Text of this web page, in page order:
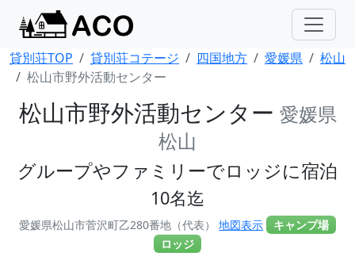
貸別荘TOP 貸別荘コテージ 四国地方 愛媛県
松山
松山市野外活動センター
松山市野外活動センター 愛媛県
松山
グループやファミリーでロッジに宿泊
10名迄
愛媛県松山市菅沢町乙280番地（代表）地図表示
キャンプ場
ロッジ